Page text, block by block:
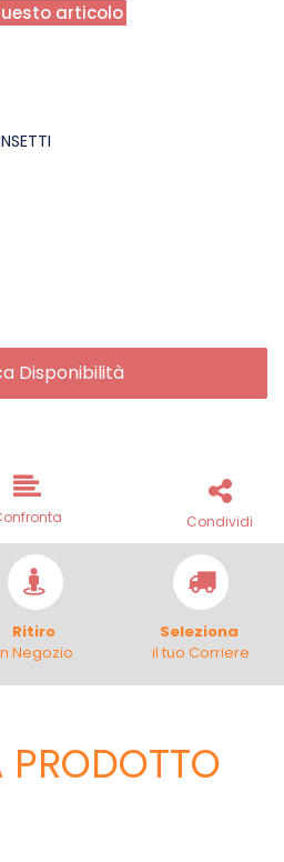
articolo
Disponibilità
Condividi
Ritiro
Negozio
Seleziona
il tuo Corriere
PRODOTTO